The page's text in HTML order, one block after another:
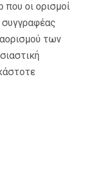
που οι ορισμοί
συγγραφέας
των